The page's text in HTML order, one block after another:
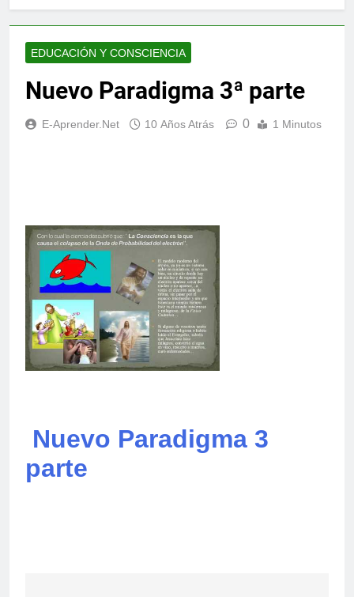
EDUCACIÓN Y CONSCIENCIA
Nuevo Paradigma 3ª parte
E-Aprender.net 10 Años Atrás 0 1 Minutos
Nuevo Paradigma 3
parte